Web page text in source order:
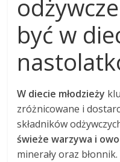
być w
W diecie młodzieży
zróżnicowane i
składników
świeże warzywa i
minerały oraz